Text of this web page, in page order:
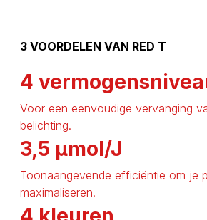
3 VOORDELEN VAN RED T
4
Voor een eenvoudige vervanging
belichting.
3,5 µmol/J
Toonaangevende efficiëntie om je
maximaliseren.